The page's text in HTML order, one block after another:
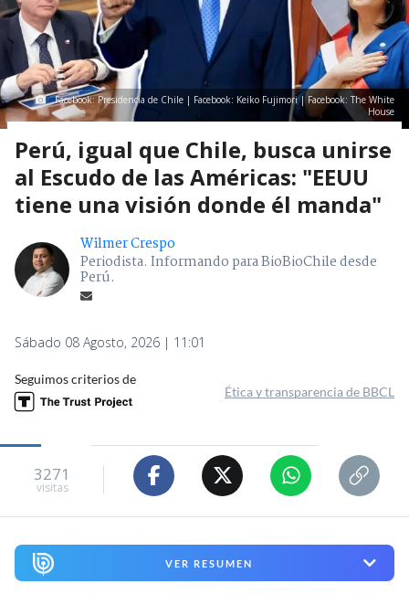
Facebook: Presidencia de Chile | Facebook: Keiko Fujimori | Facebook: The White
House
Perú, igual que Chile, busca unirse
al Escudo de las Américas: "EEUU
tiene una visión donde él manda"
Wilmer Crespo
Periodista. Informando para BioBioChile desde
Perú.
Sábado 08 Agosto, 2026 | 11:01
Seguimos criterios de
Ética y transparencia de BBCL
3271
visitas
VER RESUMEN